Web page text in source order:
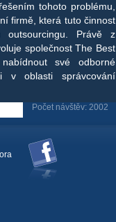
tohoto problému,
firmě, která tuto činnost
outsourcingu. Právě z
společnost The Best
své odborné
v oblasti správcování
Počet návštěv: 2002